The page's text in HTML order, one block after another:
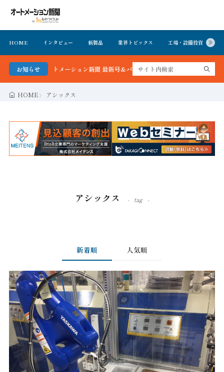
HOME インタビュー 新製品 業界トピックス 工場・設備投資
お知らせ
かる！オートメーション新聞 最新号＆バックナンバーを無料で公開中 詳細はこ
HOME アシックス
アシックス tag
新着順 人気順